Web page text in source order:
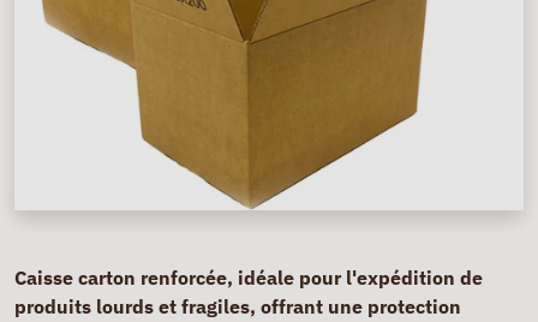
Caisse carton renforcée, idéale pour l'expédition de
produits lourds et fragiles, offrant une protection